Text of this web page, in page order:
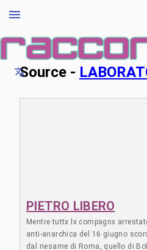
Source -
PIETRO LIBERO
Mentre tuttx lx compagnx
anti-anarchica del 16 giugno
dal riesame di Roma, quello di